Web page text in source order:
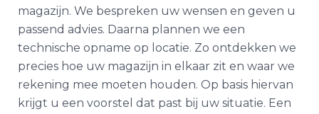
magazijn. We bespreken uw wensen en geven u
passend advies. Daarna plannen we een
technische opname op locatie. Zo ontdekken we
precies hoe uw magazijn in elkaar zit en waar we
rekening mee moeten houden. Op basis hiervan
krijgt u een voorstel dat past bij uw situatie. Een